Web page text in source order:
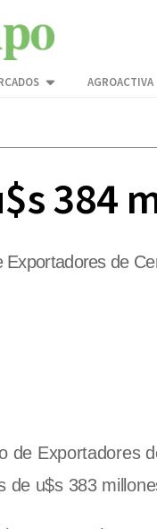
AGROACTIVA
384
de
de Exportadores
de u$s 383